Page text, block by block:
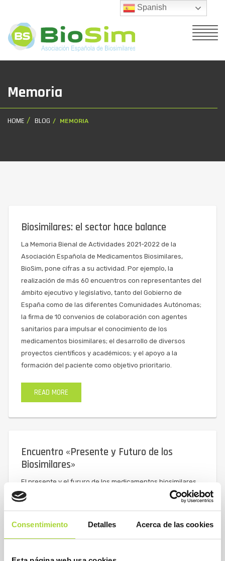
Consentimiento Detalles Acerca de las cookies
Memoria
HOME BLOG MEMORIA
Biosimilares: el sector hace balance
La Memoria Bienal de Actividades 2021-2022 de la
Asociación Española de Medicamentos Biosimilares,
BioSim, pone cifras a su actividad. Por ejemplo, la
realización de más 60 encuentros con representantes del
ámbito ejecutivo y legislativo, tanto del Gobierno de
España como de las diferentes Comunidades Autónomas;
la firma de 10 convenios de colaboración con agentes
sanitarios para impulsar el conocimiento de los
medicamentos biosimilares; el desarrollo de diversos
proyectos científicos y académicos; y el apoyo a la
formación del paciente como objetivo prioritario.
READ MORE
Encuentro «Presente y Futuro de los
Biosimilares»
El presente y el fururo de los medicamentos biosimilares.
Presentación de la Memoria Bienal de Actividades de
Spanish